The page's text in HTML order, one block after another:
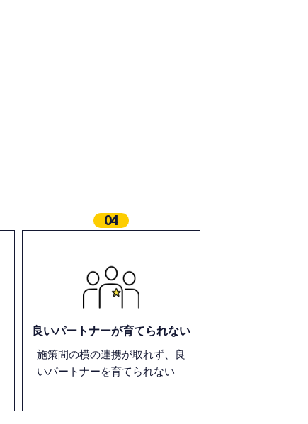
04
良いパートナーが育てられない
施策間の横の連携が取れず、良
いパートナーを育てられない